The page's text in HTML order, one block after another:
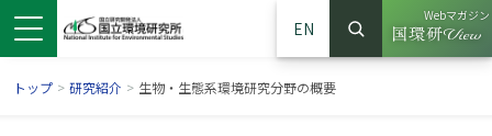
EN
サイト内検索
検索
Webマガジン
（別ウイ
トップ > 研究紹介 > 生物・生態系環境研究分野の概要